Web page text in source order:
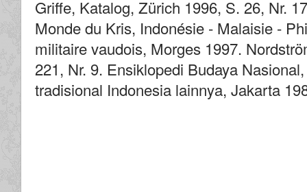
Griffe, Katalog, Zürich 1996, S. 26, Nr.
Monde du Kris, Indonésie - Malaisie -
militaire vaudois, Morges 1997.
221, Nr. 9. Ensiklopedi Budaya
tradisional Indonesia lainnya, Jakarta